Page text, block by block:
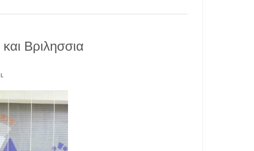
Βριλησσια